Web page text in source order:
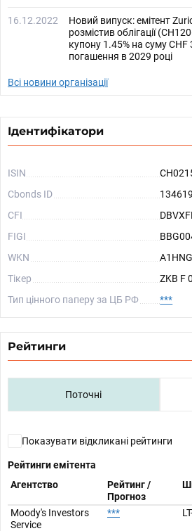
16.12.2022
Новий випуск: емітент
розмістив облігації
купону 1.45% на суму
погашення в 2029 році
Всі новини організації
Ідентифікатори
ISIN
Cbonds ID
134619
CFI
FIGI
WKN
Тікер
ZKB F
Тип цінного паперу за ЦБ РФ
***
Рейтинги
Поточні
Показувати відкликані рейтинги
Рейтинги емітента
Агентство
Рейтинг /
Прогноз
Moody's Investors
Service
***